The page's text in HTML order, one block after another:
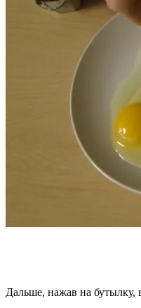
Дальше, нажав на бутылку,